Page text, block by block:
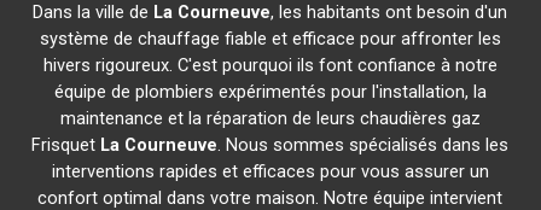
Dans la ville de La Courneuve, les habitants ont besoin d'un
système de chauffage fiable et efficace pour affronter les
hivers rigoureux. C'est pourquoi ils font confiance à notre
équipe de plombiers expérimentés pour l'installation, la
maintenance et la réparation de leurs chaudières gaz
Frisquet La Courneuve. Nous sommes spécialisés dans les
interventions rapides et efficaces pour vous assurer un
confort optimal dans votre maison. Notre équipe intervient